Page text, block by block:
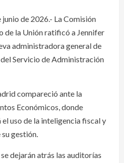
de 2026.- La Comisión
de la Unión ratificó a Jennifer
administradora general de
Servicio de Administración
compareció ante la
Económicos, donde
uso de la inteligencia fiscal y
gestión.
dejarán atrás las auditorías